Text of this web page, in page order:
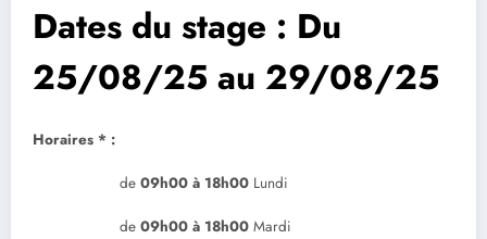
Dates du stage : Du
25/08/25 au 29/08/25
Horaires * :
de 09h00 à 18h00 Lundi
de 09h00 à 18h00 Mardi